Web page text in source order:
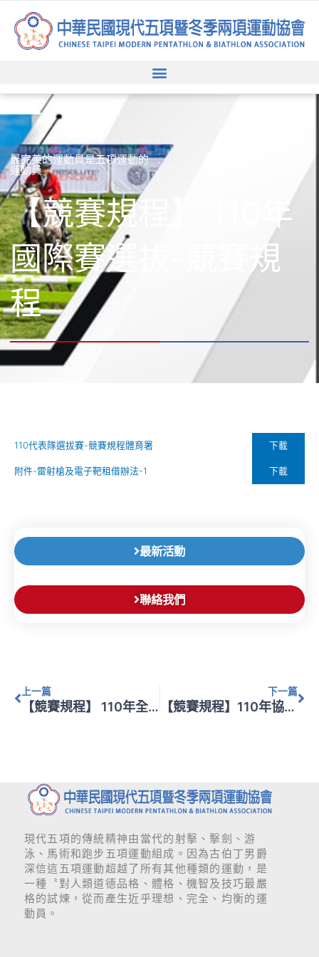
最完美的運動員是五項運動的
運動員
【競賽規程】 110年
國際賽選拔-競賽規
程
110代表隊選拔賽-競賽規程體育署 下載
附件-雷射槍及電子靶租借辦法-1 下載
最新活動
聯絡我們
上一篇
【競賽規程】 110年全國東原盃競賽規程
下一篇
【競賽規程】110年協會盃競賽規程
現代五項的傳統精神由當代的射擊、擊劍、游
泳、馬術和跑步五項運動組成。因為古伯丁男爵
深信這五項運動超越了所有其他種類的運動，是
一種〝對人類道德品格、體格、機智及技巧最嚴
格的試煉，從而產生近乎理想、完全、均衡的運
動員。